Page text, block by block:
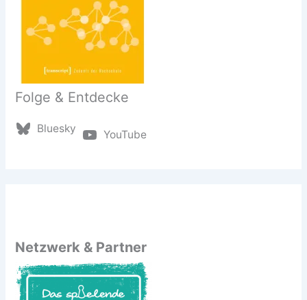
Folge & Entdecke
Bluesky YouTube
Netzwerk & Partner